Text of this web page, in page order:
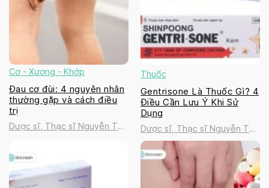
Cơ - Xương - Khớp
Đau cơ đùi: 4 nguyên nhân
thường gặp và cách điều
trị
Dược sĩ, Thạc sĩ Nguyễn Thị
Thuốc
Gentrisone Là Thuốc Gì? 4
Điều Cần Lưu Ý Khi Sử
Dụng
Dược sĩ, Thạc sĩ Nguyễn Thị
Thanh Tú